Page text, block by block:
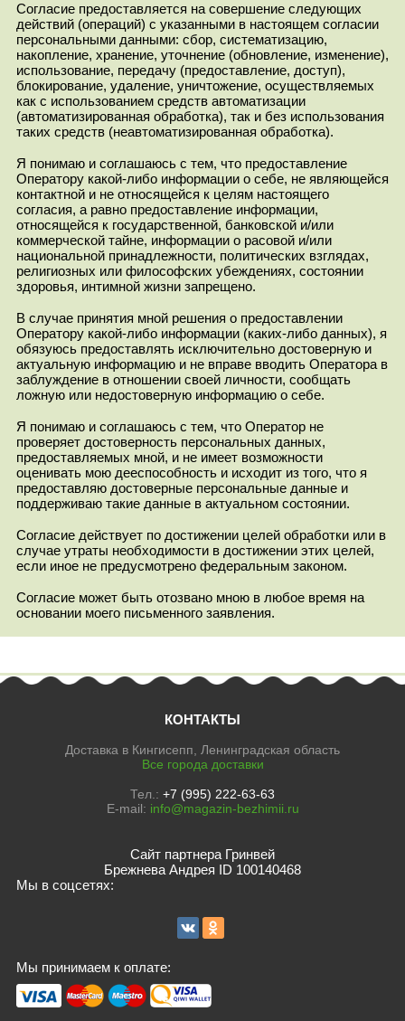
Согласие предоставляется на совершение следующих
действий (операций) с указанными в настоящем согласии
персональными данными: сбор, систематизацию,
накопление, хранение, уточнение (обновление, изменение),
использование, передачу (предоставление, доступ),
блокирование, удаление, уничтожение, осуществляемых
как с использованием средств автоматизации
(автоматизированная обработка), так и без использования
таких средств (неавтоматизированная обработка).
Я понимаю и соглашаюсь с тем, что предоставление
Оператору какой-либо информации о себе, не являющейся
контактной и не относящейся к целям настоящего
согласия, а равно предоставление информации,
относящейся к государственной, банковской и/или
коммерческой тайне, информации о расовой и/или
национальной принадлежности, политических взглядах,
религиозных или философских убеждениях, состоянии
здоровья, интимной жизни запрещено.
В случае принятия мной решения о предоставлении
Оператору какой-либо информации (каких-либо данных), я
обязуюсь предоставлять исключительно достоверную и
актуальную информацию и не вправе вводить Оператора в
заблуждение в отношении своей личности, сообщать
ложную или недостоверную информацию о себе.
Я понимаю и соглашаюсь с тем, что Оператор не
проверяет достоверность персональных данных,
предоставляемых мной, и не имеет возможности
оценивать мою дееспособность и исходит из того, что я
предоставляю достоверные персональные данные и
поддерживаю такие данные в актуальном состоянии.
Согласие действует по достижении целей обработки или в
случае утраты необходимости в достижении этих целей,
если иное не предусмотрено федеральным законом.
Согласие может быть отозвано мною в любое время на
основании моего письменного заявления.
КОНТАКТЫ
Доставка в Кингисепп, Ленинградская область
Все города доставки
Тел.: +7 (995) 222-63-63
E-mail: info@magazin-bezhimii.ru
Сайт партнера Гринвей
Брежнева Андрея ID 100140468
Мы в соцсетях:
Мы принимаем к оплате: